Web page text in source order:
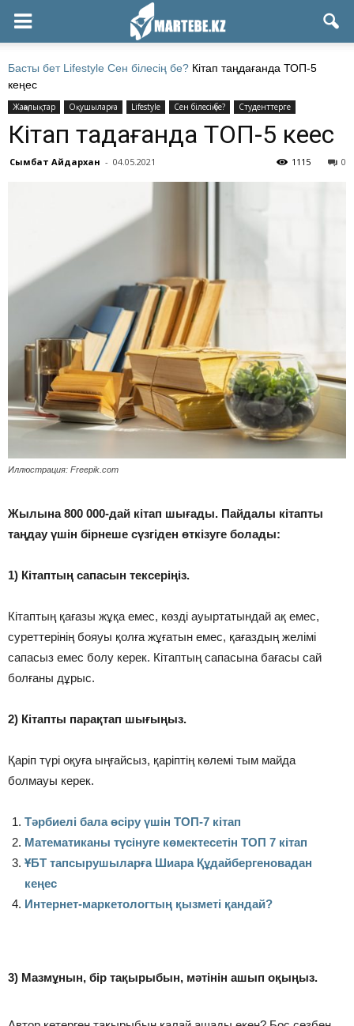
Басты бет Lifestyle Сен білесің бе? Кітап таңдағанда ТОП-5
кеңес
Жаңалықтар Оқушыларға Lifestyle Сен білесің бе? Студенттерге
Кітап таңдағанда ТОП-5 кеңес
Сымбат Айдархан - 04.05.2021 0
1115
Иллюстрация: Freepik.com
Жылына 800 000-дай кітап шығады. Пайдалы кітапты
таңдау үшін бірнеше сүзгіден өткізуге болады:
1) Кітаптың сапасын тексеріңіз.
Кітаптың қағазы жұқа емес, көзді ауыртатындай ақ емес,
суреттерінің бояуы қолға жұғатын емес, қағаздың желімі
сапасыз емес болу керек. Кітаптың сапасына бағасы сай
болғаны дұрыс.
2) Кітапты парақтап шығыңыз.
Қаріп түрі оқуға ыңғайсыз, қаріптің көлемі тым майда
болмауы керек.
Тәрбиелі бала өсіру үшін ТОП-7 кітап
Математиканы түсінуге көмектесетін ТОП 7 кітап
ҰБТ тапсырушыларға Шиара Құдайбергеновадан
кеңес
Интернет-маркетологтың қызметі қандай?
3) Мазмұнын, бір тақырыбын, мәтінін ашып оқыңыз.